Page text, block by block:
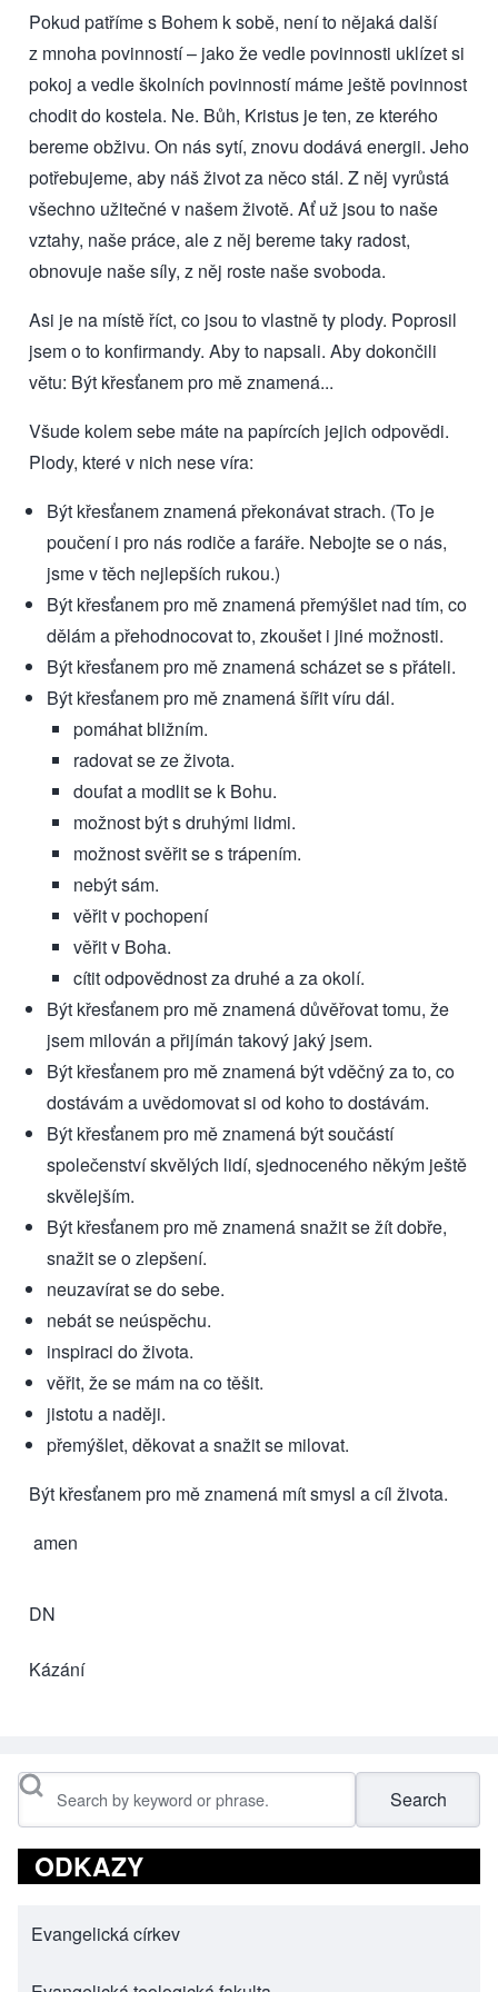
Pokud patříme s Bohem k sobě, není to nějaká další
z mnoha povinností – jako že vedle povinnosti uklízet si
pokoj a vedle školních povinností máme ještě povinnost
chodit do kostela. Ne. Bůh, Kristus je ten, ze kterého
bereme obživu. On nás sytí, znovu dodává energii. Jeho
potřebujeme, aby náš život za něco stál. Z něj vyrůstá
všechno užitečné v našem životě. Ať už jsou to naše
vztahy, naše práce, ale z něj bereme taky radost,
obnovuje naše síly, z něj roste naše svoboda.
Asi je na místě říct, co jsou to vlastně ty plody. Poprosil
jsem o to konfirmandy. Aby to napsali. Aby dokončili
větu: Být křesťanem pro mě znamená...
Všude kolem sebe máte na papírcích jejich odpovědi.
Plody, které v nich nese víra:
Být křesťanem znamená překonávat strach. (To je
poučení i pro nás rodiče a faráře. Nebojte se o nás,
jsme v těch nejlepších rukou.)
Být křesťanem pro mě znamená přemýšlet nad tím, co
dělám a přehodnocovat to, zkoušet i jiné možnosti.
Být křesťanem pro mě znamená scházet se s přáteli.
Být křesťanem pro mě znamená šířit víru dál.
pomáhat bližním.
radovat se ze života.
doufat a modlit se k Bohu.
možnost být s druhými lidmi.
možnost svěřit se s trápením.
nebýt sám.
věřit v pochopení
věřit v Boha.
cítit odpovědnost za druhé a za okolí.
Být křesťanem pro mě znamená důvěřovat tomu, že
jsem milován a přijímán takový jaký jsem.
Být křesťanem pro mě znamená být vděčný za to, co
dostávám a uvědomovat si od koho to dostávám.
Být křesťanem pro mě znamená být součástí
společenství skvělých lidí, sjednoceného někým ještě
skvělejším.
Být křesťanem pro mě znamená snažit se žít dobře,
snažit se o zlepšení.
neuzavírat se do sebe.
nebát se neúspěchu.
inspiraci do života.
věřit, že se mám na co těšit.
jistotu a naději.
přemýšlet, děkovat a snažit se milovat.
Být křesťanem pro mě znamená mít smysl a cíl života.
amen
DN
Kázání
Search
ODKAZY
Evangelická církev
(opens in new tab)